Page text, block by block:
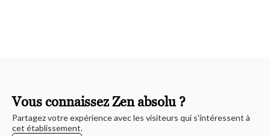
Vous connaissez Zen absolu ?
Partagez votre expérience avec les visiteurs qui s'intéressent à
cet établissement.